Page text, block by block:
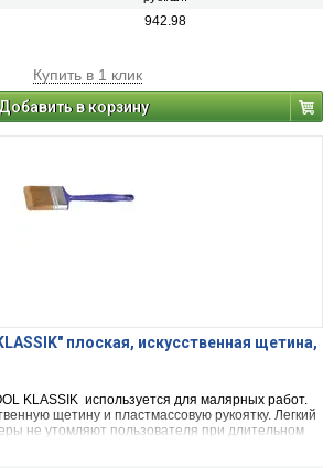
942.98
Купить в 1 клик
в корзину
плоская, искусственная щетина,
KLASSIK используется для малярных работ.
щетину и пластмассовую рукоятку. Легкий
не утомляют пользователя при длительном